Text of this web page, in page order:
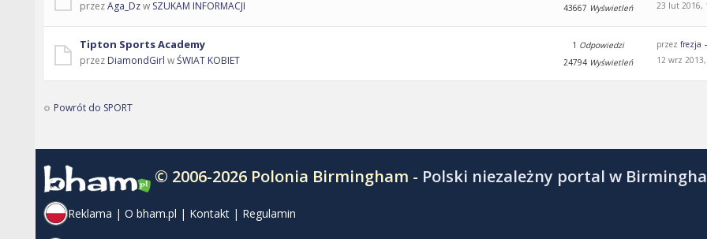
przezAga_Dzw SZUKAM INFORMACJI
43667 Wyświetleń
23 lut 2016,
Tipton Sports Academy
przez DiamondGirl wŚWIAT KOBIET
1 Odpowiedzi
24794 Wyświetleń
przezfrezja
12 wrz
Powrót do SPORT
© 2006-2026 Polonia Birmingham - Polski niezależny portal w
Reklama | O bham.pl | Kontakt | Regulamin